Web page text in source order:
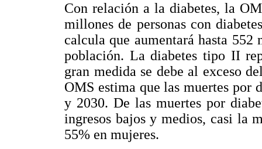
Con relación a la diabetes, la
millones de personas con
calcula que aumentará hasta 552
población. La diabetes tipo II
gran medida se debe al exceso
OMS estima que las muertes por
y 2030. De las muertes por
ingresos bajos y medios, casi la
55% en mujeres.